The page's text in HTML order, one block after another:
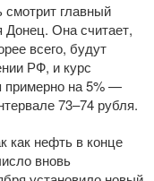
смотрит главный
Она считает,
всего, будут
РФ, и курс
примерно на 5% —
73–74 рубля.
как нефть в конце
вновь